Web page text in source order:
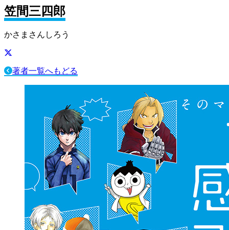
笠間三四郎
かさまさんしろう
著者一覧へもどる